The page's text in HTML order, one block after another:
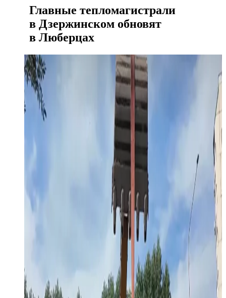
Главные тепломагистрали
в Дзержинском обновят
в Люберцах